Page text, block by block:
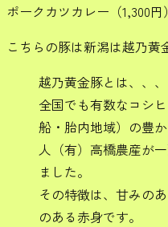
ポークカツカレー（1,300円）
こちらの豚は新潟は越乃黄
越乃黄金豚とは、、、
全国でも有数なコシ
船・胎内地域）の豊
人（有）高橋農産が
ました。
その特徴は、甘みの
のある赤身です。